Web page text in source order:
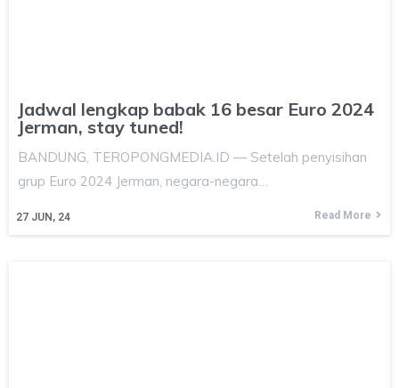
Jadwal lengkap babak 16 besar Euro 2024
Jerman, stay tuned!
27 JUN, 24
BANDUNG, TEROPONGMEDIA.ID — Setelah penyisihan
grup Euro 2024 Jerman, negara-negara…
Read More